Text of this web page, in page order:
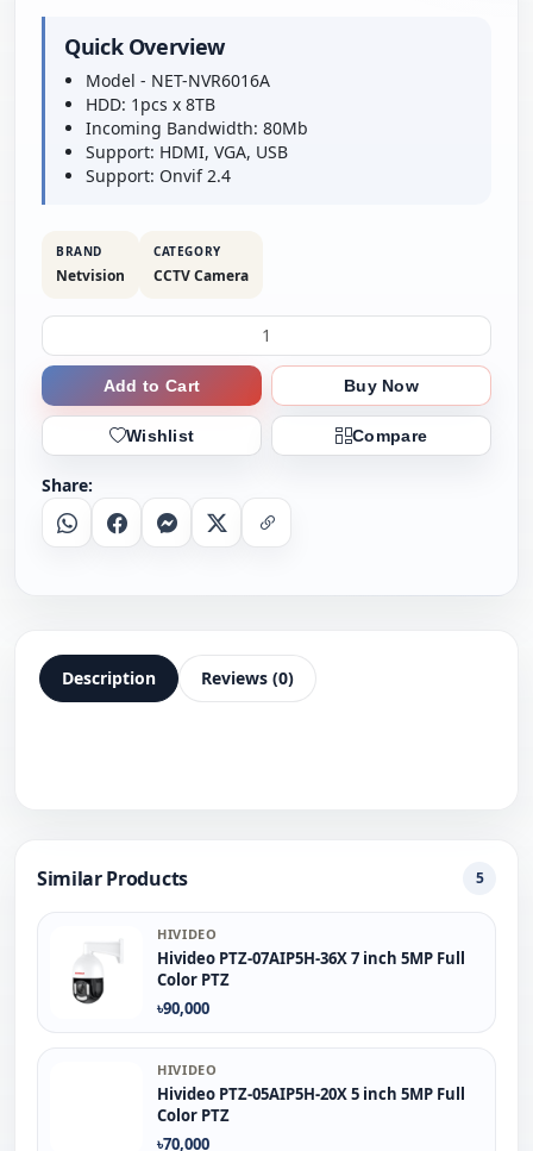
Quick Overview
Model - NET-NVR6016A
HDD: 1pcs x 8TB
Incoming Bandwidth: 80Mb
Support: HDMI, VGA, USB
Support: Onvif 2.4
BRAND
Netvision
CATEGORY
CCTV Camera
Add to Cart Buy Now
Wishlist Compare
Share:
WhatsappFacebookMessenger
X Copy Link
Description Reviews (0)
Similar Products 5
HIVIDEO
Hivideo PTZ‐07AIP5H‐36X 7 inch 5MP Full
Color PTZ
৳90,000
HIVIDEO
Hivideo PTZ-05AIP5H-20X 5 inch 5MP Full
Color PTZ
৳70,000